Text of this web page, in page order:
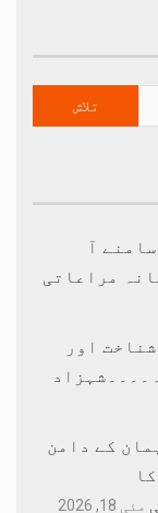
آ
مراعاتی
اور
کے دامن
مئی 18, 2026